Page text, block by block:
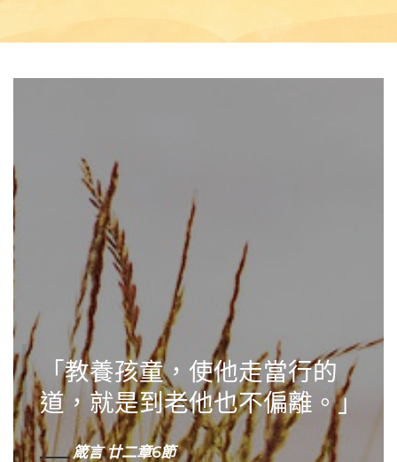
「教養孩童，使他走當行的
道，就是到老他也不偏離。」
箴言 廿二章6節